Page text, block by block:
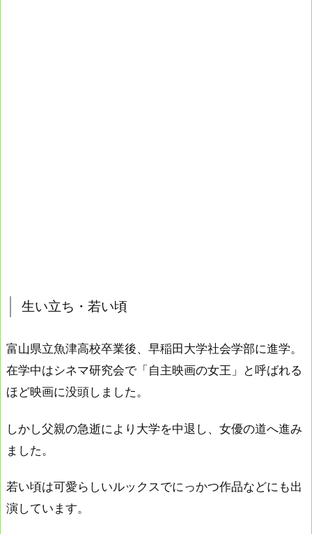
生い立ち・若い頃
富山県立魚津高校卒業後、早稲田大学社会学部に進学。
在学中はシネマ研究会で「自主映画の女王」と呼ばれる
ほど映画に没頭しました。
しかし父親の急逝により大学を中退し、女優の道へ進み
ました。
若い頃は可愛らしいルックスでにっかつ作品などにも出
演しています。